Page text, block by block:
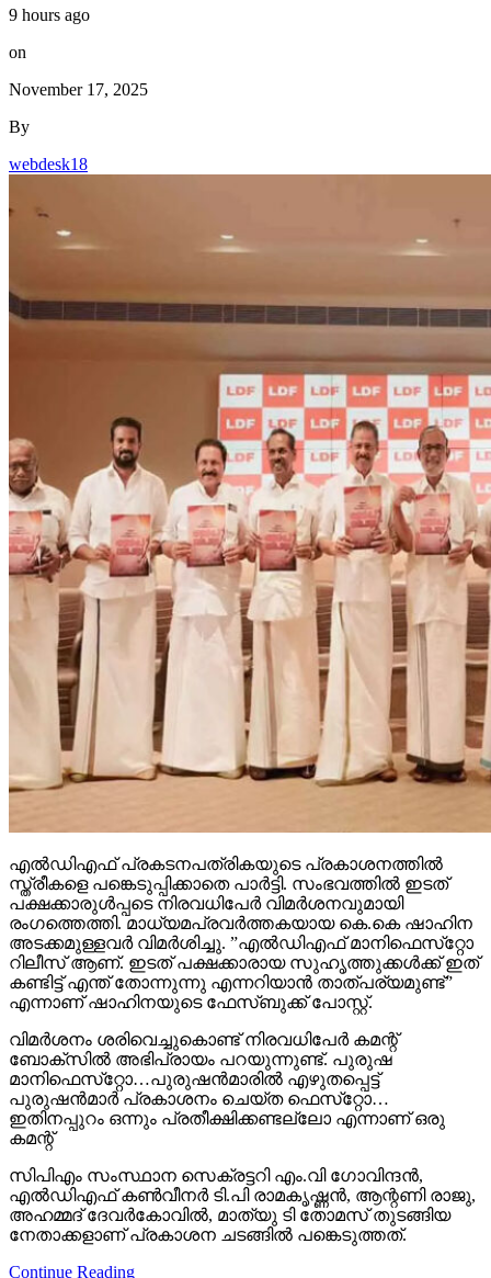
on
November 17, 2025
By
webdesk18
പക്ഷക്കാരുള്‍പ്പടെ നിരവധിപേര്‍ വിമര്‍ശനവുമായി
രംഗത്തെത്തി. മാധ്യമപ്രവര്‍ത്തകയായ കെ.കെ ഷാഹിന
അടക്കമുള്ളവര്‍ വിമര്‍ശിച്ചു. ”എല്‍ഡിഎഫ് മാനിഫെസ്‌റ്റോ
റിലീസ് ആണ്. ഇടത് പക്ഷക്കാരായ സുഹൃത്തുക്കള്‍ക്ക് ഇത്
കണ്ടിട്ട് എന്ത് തോന്നുന്നു എന്നറിയാന്‍ താത്പര്യമുണ്ട്”
എന്നാണ് ഷാഹിനയുടെ ഫേസ്ബുക്ക് പോസ്റ്റ്.
വിമര്‍ശനം ശരിവെച്ചുകൊണ്ട് നിരവധിപേര്‍ കമന്റ്
മാനിഫെസ്‌റ്റോ…പുരുഷന്‍മാരില്‍ എഴുതപ്പെട്ട്
പുരുഷന്‍മാര്‍ പ്രകാശനം ചെയ്ത ഫെസ്‌റ്റോ…
ഇതിനപ്പുറം ഒന്നും പ്രതീക്ഷിക്കണ്ടല്ലോ എന്നാണ് ഒരു
കമന്റ്
സിപിഎം സംസ്ഥാന സെക്രട്ടറി എം.വി ഗോവിന്ദന്‍,
അഹമ്മദ് ദേവര്‍കോവില്‍, മാത്യു ടി തോമസ് തുടങ്ങിയ
നേതാക്കളാണ് പ്രകാശന ചടങ്ങില്‍ പങ്കെടുത്തത്.
Continue Reading